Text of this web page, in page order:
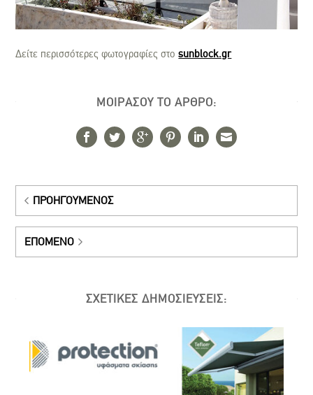
Δείτε περισσότερες φωτογραφίες στοsunblock.gr
ΜΟΙΡΑΣΟΥ ΤΟ ΑΡΘΡΟ:
ΠΡΟΗΓΟΎΜΕΝΟΣ
ΕΠΌΜΕΝΟ
ΣΧΕΤΙΚΕΣ ΔΗΜΟΣΙΕΥΣΕΙΣ: